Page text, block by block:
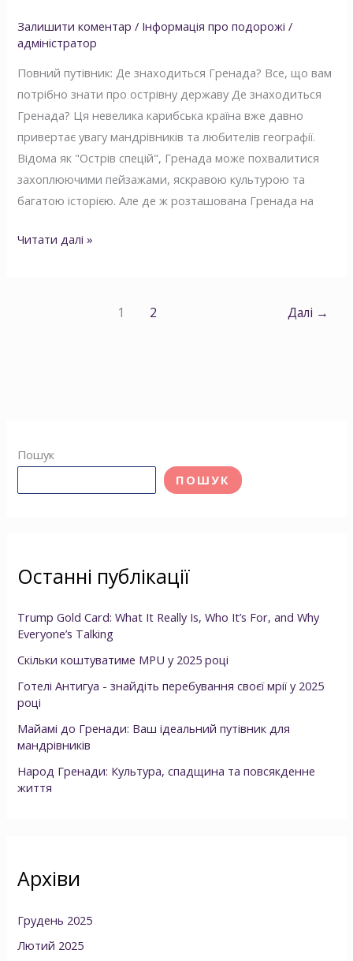
Залишити коментар / Інформація про подорожі /
адміністратор
Повний путівник: Де знаходиться Гренада? Все, що вам
потрібно знати про острівну державу Де знаходиться
Гренада? Ця невелика карибська країна вже давно
привертає увагу мандрівників та любителів географії.
Відома як "Острів спецій", Гренада може похвалитися
захоплюючими пейзажами, яскравою культурою та
багатою історією. Але де ж розташована Гренада на
Читати далі »
1 2 Далі →
Пошук
ПОШУК
Останні публікації
Trump Gold Card: What It Really Is, Who It’s For, and Why
Everyone’s Talking
Скільки коштуватиме MPU у 2025 році
Готелі Антигуа - знайдіть перебування своєї мрії у 2025
році
Майамі до Гренади: Ваш ідеальний путівник для
мандрівників
Народ Гренади: Культура, спадщина та повсякденне
життя
Архіви
Грудень 2025
Лютий 2025